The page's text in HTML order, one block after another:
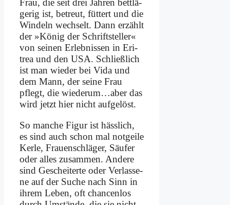
Frau, die seit drei Jah­ren bett­lä­
ge­rig ist, be­treut, füt­tert und die
Win­deln wech­selt. Dann er­zählt
der »Kö­nig der Schrift­stel­ler«
von sei­nen Er­leb­nis­sen in Eri­
trea und den USA. Schließ­lich
ist man wie­der bei Vi­da und
dem Mann, der sei­ne Frau
pflegt, die wiederum…aber das
wird jetzt hier nicht auf­ge­löst.
So man­che Fi­gur ist häss­lich,
es sind auch schon mal not­gei­le
Ker­le, Frau­en­schlä­ger, Säu­fer
oder al­les zu­sam­men. An­de­re
sind Ge­schei­ter­te oder Ver­las­se­
ne auf der Su­che nach Sinn in
ih­rem Le­ben, oft chan­cen­los